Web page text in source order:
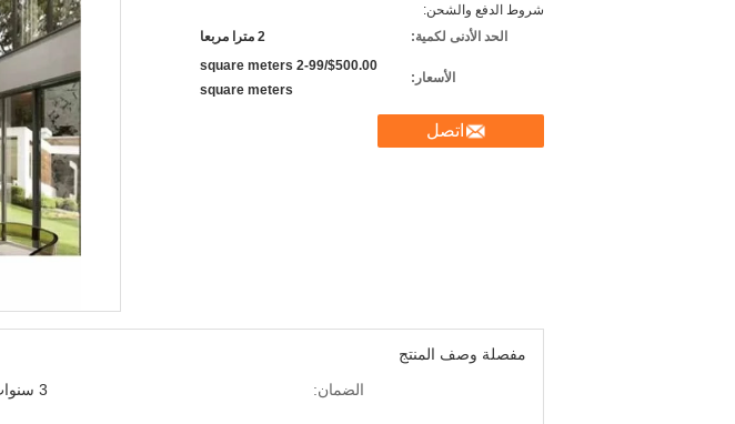
شروط الدفع والشحن:
الحد الأدنى لكمية:
2 مترا مربعا
الأسعار:
$500.00/square meters 2-99
square meters
اتصل
مفصلة وصف المنتج
الضمان:
3 سنوات